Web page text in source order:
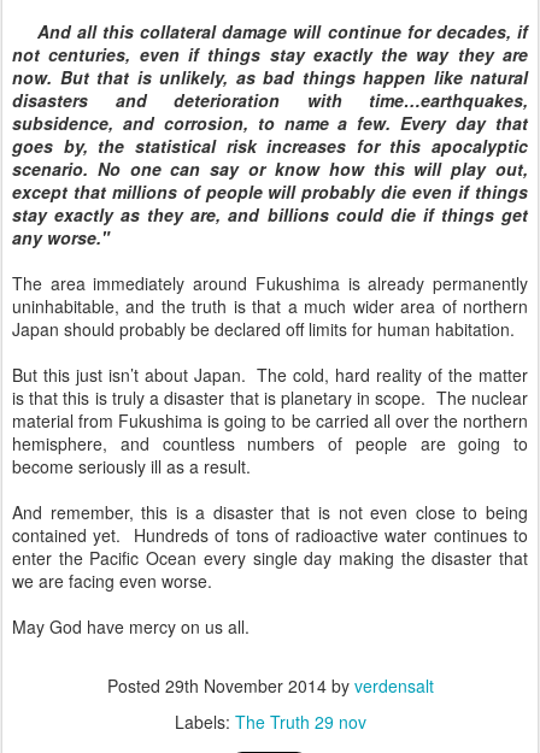
And all this collateral damage will continue for decades, if
not centuries, even if things stay exactly the way they are
now. But that is unlikely, as bad things happen like natural
disasters and deterioration with time…earthquakes,
subsidence, and corrosion, to name a few. Every day that
goes by, the statistical risk increases for this apocalyptic
scenario. No one can say or know how this will play out,
except that millions of people will probably die even if things
stay exactly as they are, and billions could die if things get
any worse."
The area immediately around Fukushima is already permanently
uninhabitable, and the truth is that a much wider area of northern
Japan should probably be declared off limits for human habitation.
But this just isn’t about Japan. The cold, hard reality of the matter
is that this is truly a disaster that is planetary in scope. The nuclear
material from Fukushima is going to be carried all over the northern
hemisphere, and countless numbers of people are going to
become seriously ill as a result.
And remember, this is a disaster that is not even close to being
contained yet. Hundreds of tons of radioactive water continues to
enter the Pacific Ocean every single day making the disaster that
we are facing even worse.
May God have mercy on us all.
Posted 29th November 2014by verdensalt
Labels: The Truth 29 nov